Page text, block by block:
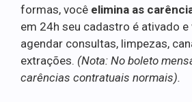
formas, você elimina as
em 24h seu cadastro é ativado
agendar consultas, limpezas,
extrações. (Nota: No boleto
carências contratuais normais).